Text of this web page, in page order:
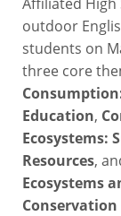
outdoor
students on
three core
Education,
Ecosystems:
Resources,
Ecosystems